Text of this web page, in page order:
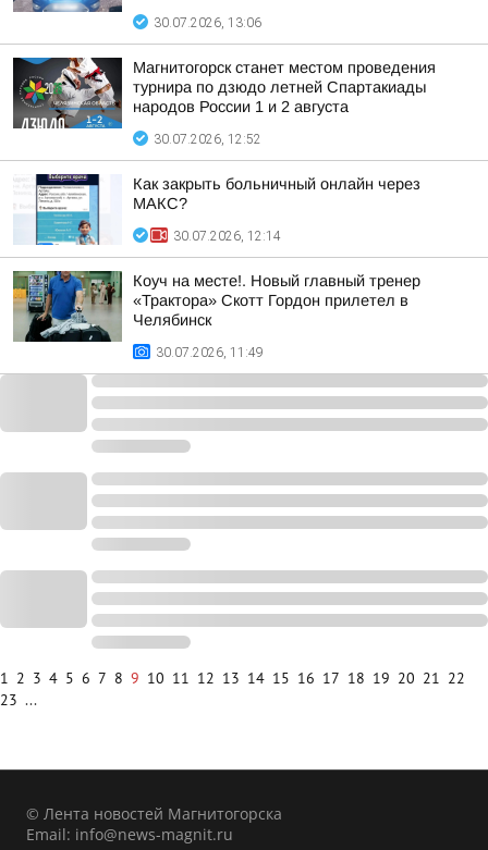
30.07.2026, 13:06
Магнитогорск станет местом проведения
турнира по дзюдо летней Спартакиады
народов России 1 и 2 августа
30.07.2026, 12:52
Как закрыть больничный онлайн через
МАКС?
30.07.2026, 12:14
Коуч на месте!. Новый главный тренер
«Трактора» Скотт Гордон прилетел в
Челябинск
30.07.2026, 11:49
1 2 3 4 5 6 7 8 9 10 11 12 13 14 15 16 17 18 19 20 21 22
23 ...
© Лента новостей Магнитогорска
Email: info@news-magnit.ru